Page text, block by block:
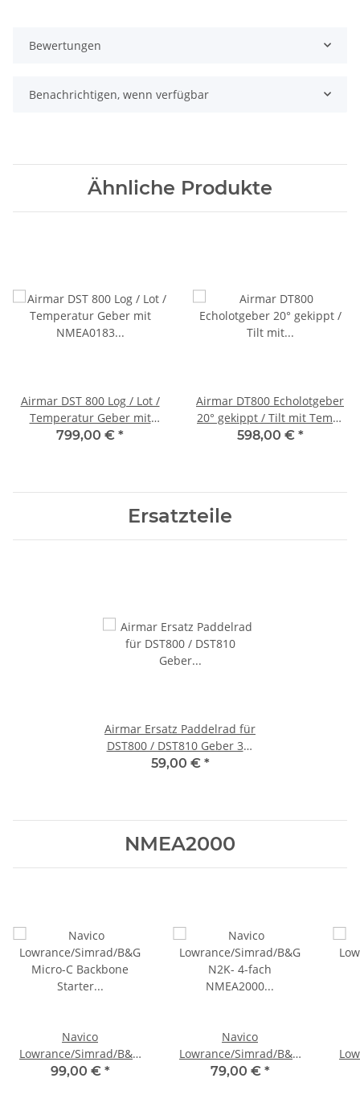
Bewertungen
Benachrichtigen, wenn verfügbar
Ähnliche Produkte
Airmar DST 800 Log / Lot /
Temperatur Geber mit
NMEA0183 Ausgang offenen
799,00 € *
Airmar DT800 Echolotgeber
20° gekippt / Tilt mit Temp.
und 5m NMEA2000 Kabel
598,00 € *
Ersatzteile
Airmar Ersatz Paddelrad für
DST800 / DST810 Geber 33-
398-04, für Gen1 Geber
59,00 € *
NMEA2000
Navico
Lowrance/Simrad/B&G
Micro-C Backbone
99,00 € *
Navico
Lowrance/Simrad/B&G
N2K- 4-fach NMEA2000
79,00 € *